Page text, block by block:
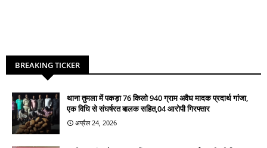
BREAKING TICKER
थाना तुमला में पकड़ा 76 किलो 940 ग्राम अवैध मादक प्रदार्थ गांजा,
एक विधि से संघर्षरत बालक सहित,04 आरोपी गिरफ्तार
अप्रैल 24, 2026